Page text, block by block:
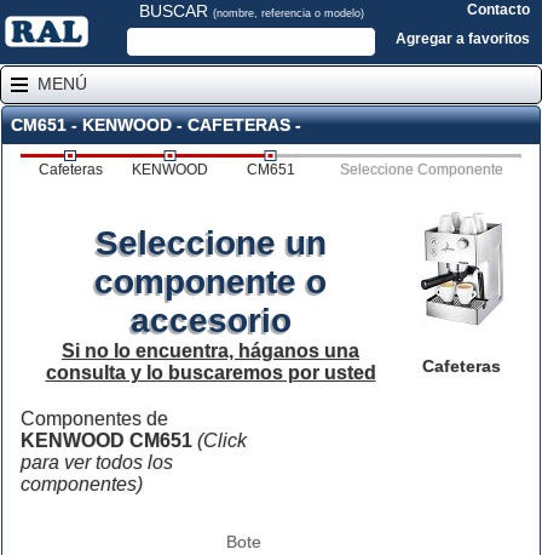
BUSCAR (nombre, referencia o modelo)
Contacto
Agregar a favoritos
MENÚ
CM651 - KENWOOD - CAFETERAS -
Cafeteras KENWOOD CM651 Seleccione Componente
Cafeteras
Seleccione un
componente o
accesorio
Si no lo encuentra, háganos una
consulta y lo buscaremos por usted
Componentes de
KENWOOD CM651 (Click
para ver todos los
componentes)
Bote